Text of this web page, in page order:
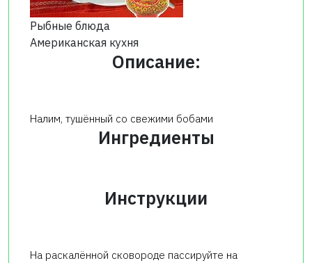
Рыбные блюда
Американская кухня
Описание:
Налим, тушённый со свежими бобами
Ингредиенты
Инструкции
На раскалённой сковороде пассируйте на